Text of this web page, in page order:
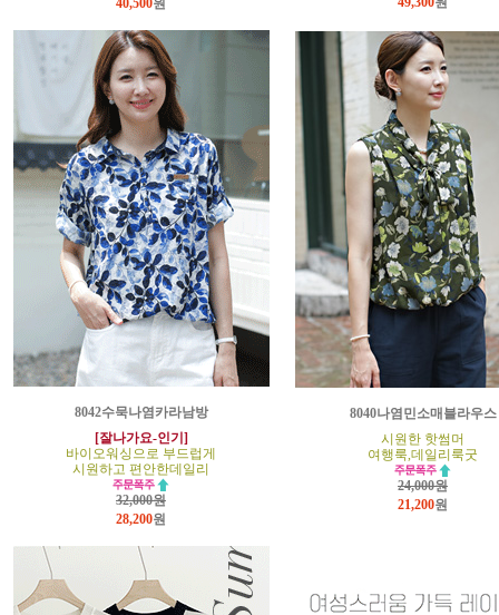
40,500원
8042수묵나염카라남방
[잘나가요-인기]
바이오워싱으로 부드럽게
시원하고 편안한데일리
32,000원
28,200원
8040나염민소매블라우스
시원한 핫썸머
여행룩,데일리룩굿
24,000원
21,200원